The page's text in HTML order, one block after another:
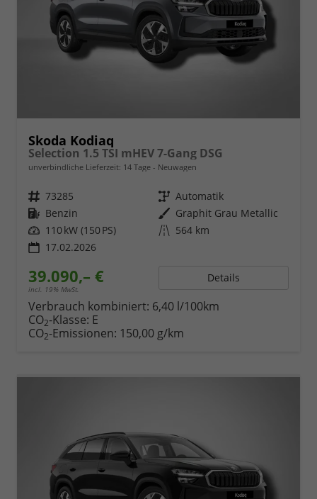
Skoda Kodiaq
Selection 1.5 TSI mHEV 7-Gang DSG
unverbindliche Lieferzeit: 14 Tage Neuwagen
Fahrzeugnr. 73285 Getriebe Automatik
Kraftstoff Benzin Außenfarbe Graphit Grau Metallic
Leistung 110 kW (150 PS) Kilometerstand 564 km
17.02.2026
39.090,– €
incl. 19% MwSt.
Details
Verbrauch kombiniert: 6,40 l/100km
CO2-Klasse: E
CO2-Emissionen: 150,00 g/km